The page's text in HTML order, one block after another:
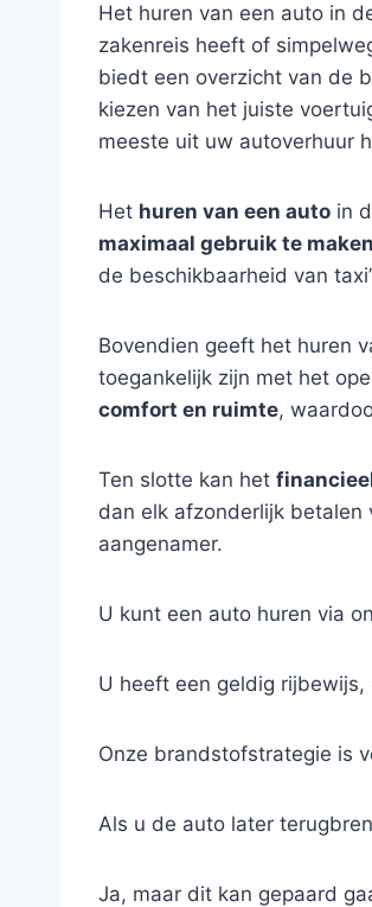
Het huren van een auto in
zakenreis heeft of
biedt een overzicht van de
kiezen van het juiste
meeste uit uw autoverhuur
Het huren van een auto in
maximaal gebruik te
de beschikbaarheid van
Bovendien geeft het huren
toegankelijk zijn met het
comfort en ruimte,
Ten slotte kan het
dan elk afzonderlijk betalen
aangenamer.
U kunt een auto huren via
U heeft een geldig
Onze brandstofstrategie is
Als u de auto later
Ja, maar dit kan gepaard